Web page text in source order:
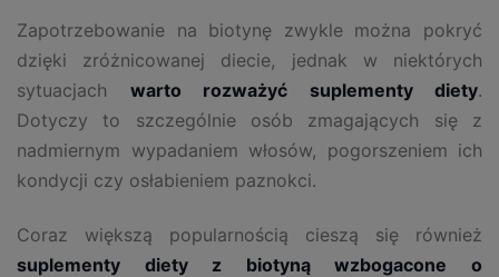
Zapotrzebowanie na biotynę zwykle można pokryć
dzięki zróżnicowanej diecie, jednak w niektórych
sytuacjach warto rozważyć suplementy diety.
Dotyczy to szczególnie osób zmagających się z
nadmiernym wypadaniem włosów, pogorszeniem ich
kondycji czy osłabieniem paznokci.
Coraz większą popularnością cieszą się również
suplementy diety z biotyną wzbogacone o